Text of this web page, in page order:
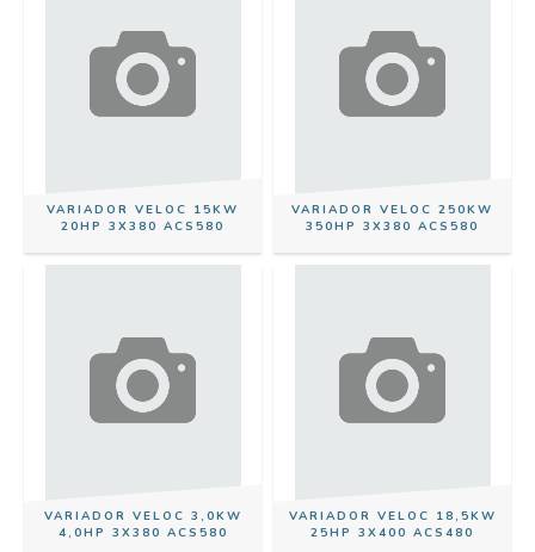
VARIADOR VELOC 15KW
20HP 3X380 ACS580
VARIADOR VELOC 250KW
350HP 3X380 ACS580
VARIADOR VELOC 3,0KW
4,0HP 3X380 ACS580
VARIADOR VELOC 18,5KW
25HP 3X400 ACS480